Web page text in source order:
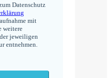
Datenschutz
mit
weitere
jeweiligen
entnehmen.